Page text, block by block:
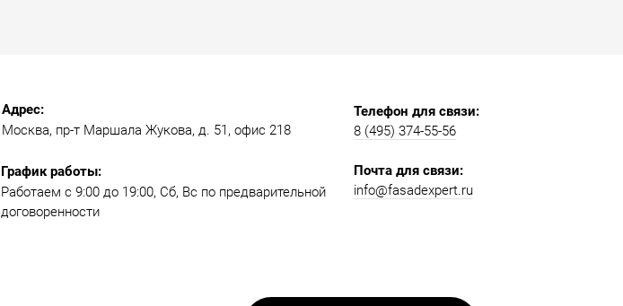
Работаем с 9:00 до 19:00​, Сб, Вс по предварительной
договоренности
Москва, пр-т Маршала Жукова, д. 51, офис 218​​
Адрес:
График работы:
Телефон для связи:
8 (495) 374-55-56​
Почта для связи:
info@fasadexpert.ru